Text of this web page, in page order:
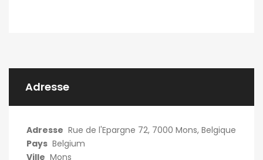
Adresse
Adresse Rue de l'Epargne 72, 7000 Mons, Belgique
Pays Belgium
Ville Mons